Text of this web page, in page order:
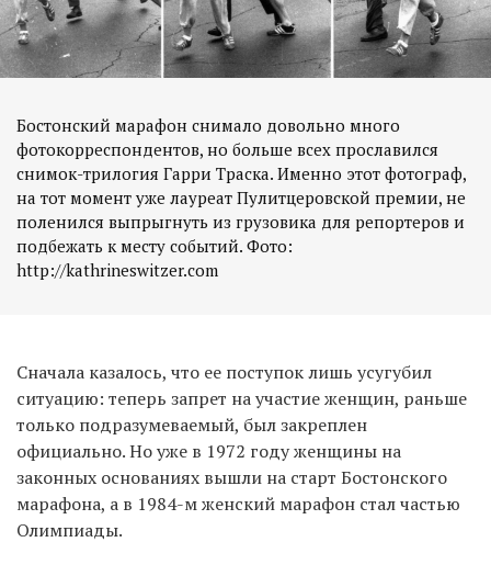
Бостонский марафон снимало довольно много
фотокорреспондентов, но больше всех прославился
снимок-трилогия Гарри Траска. Именно этот фотограф,
на тот момент уже лауреат Пулитцеровской премии, не
поленился выпрыгнуть из грузовика для репортеров и
подбежать к месту событий. Фото:
http://kathrineswitzer.com
Сначала казалось, что ее поступок лишь усугубил
ситуацию: теперь запрет на участие женщин, раньше
только подразумеваемый, был закреплен
официально. Но уже в 1972 году женщины на
законных основаниях вышли на старт Бостонского
марафона, а в 1984-м женский марафон стал частью
Олимпиады.